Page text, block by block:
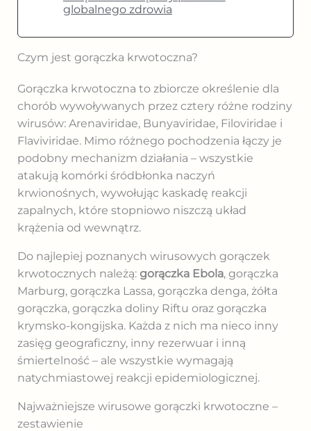
globalnego zdrowia
Czym jest gorączka krwotoczna?
Gorączka krwotoczna to zbiorcze określenie dla
chorób wywoływanych przez cztery różne rodziny
wirusów: Arenaviridae, Bunyaviridae, Filoviridae i
Flaviviridae. Mimo różnego pochodzenia łączy je
podobny mechanizm działania – wszystkie
atakują komórki śródbłonka naczyń
krwionośnych, wywołując kaskadę reakcji
zapalnych, które stopniowo niszczą układ
krążenia od wewnątrz.
Do najlepiej poznanych wirusowych gorączek
krwotocznych należą: gorączka Ebola, gorączka
Marburg, gorączka Lassa, gorączka denga, żółta
gorączka, gorączka doliny Riftu oraz gorączka
krymsko-kongijska. Każda z nich ma nieco inny
zasięg geograficzny, inny rezerwuar i inną
śmiertelność – ale wszystkie wymagają
natychmiastowej reakcji epidemiologicznej.
Najważniejsze wirusowe gorączki krwotoczne –
zestawienie